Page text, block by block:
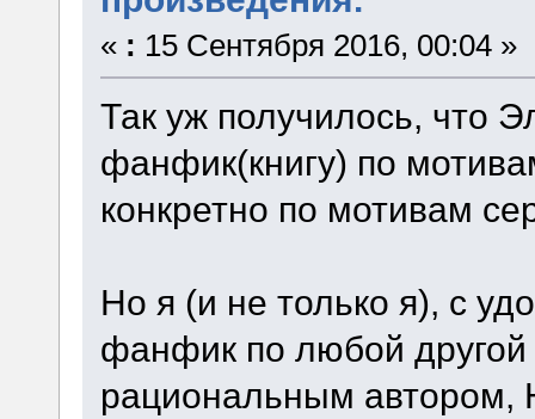
« : 15 Сентября 2016, 00:04 »
Так уж получилось, что
фанфик(книгу) по
конкретно по мотивам
Но я (и не только я), с
фанфик по любой другой
рациональным автором,